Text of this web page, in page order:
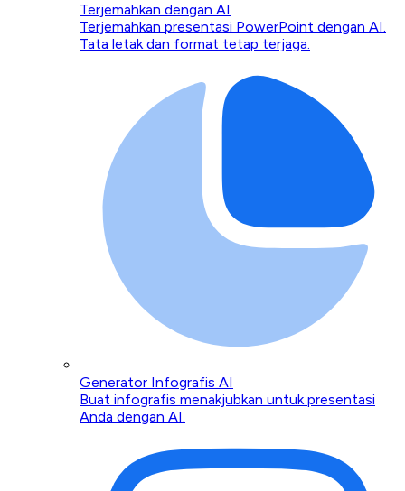
Terjemahkan dengan AI
Terjemahkan presentasi PowerPoint dengan AI.
Tata letak dan format tetap terjaga.
Generator Infografis AI
Buat infografis menakjubkan untuk presentasi
Anda dengan AI.